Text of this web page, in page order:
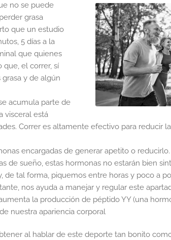
no se puede
grasa
que un estudio
5 días a la
que quienes
que, el correr, sí
y de algún
acumula parte de
visceral está
Correr es altamente efectivo para reducir
encargadas de generar apetito o
de sueño, estas hormonas no estarán bien
tal forma, piquemos entre horas y poco a
nos ayuda a manejar y regular este
la producción de péptido YY (una
nuestra apariencia corporal
al hablar de este deporte tan bonito